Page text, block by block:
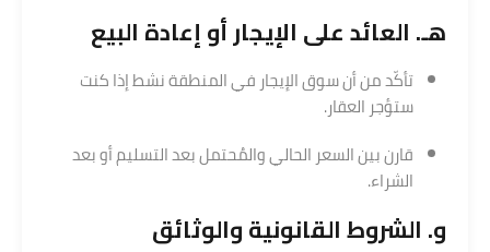
هـ. العائد على الإيجار أو إعادة البيع
تأكّد من أن سوق الإيجار في المنطقة نشط إذا كنت
ستؤجر العقار.
قارن بين السعر الحالي والمُحتمل بعد التسليم أو بعد
الشراء.
و. الشروط القانونية والوثائق